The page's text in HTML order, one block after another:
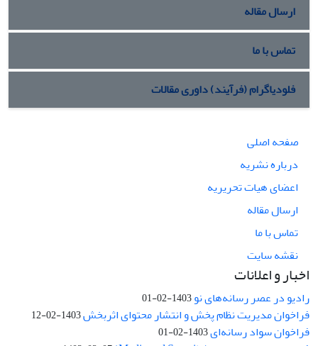
ارسال مقاله
تماس با ما
فلودیاگرام (فرآیند) داوری مقالات
صفحه اصلی
درباره نشریه
اعضای هیات تحریریه
ارسال مقاله
تماس با ما
نقشه سایت
اخبار و اعلانات
رادیو در عصر رسانه‌های نو1403-02-01
فراخوان مدیریت نظام پخش و انتشار محتوای اثربخش1403-02-12
فراخوان سواد رسانه‌ای1403-02-01